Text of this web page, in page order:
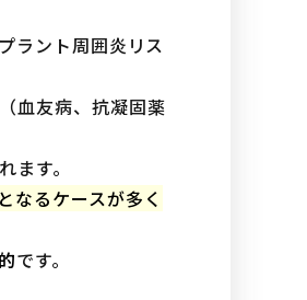
ラント周囲炎リス
血友病、抗凝固薬
す。
なるケースが多く
です。